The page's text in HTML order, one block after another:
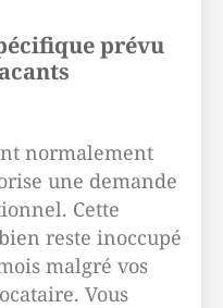
prévu
normalement
une demande
Cette
reste inoccupé
malgré vos
Vous